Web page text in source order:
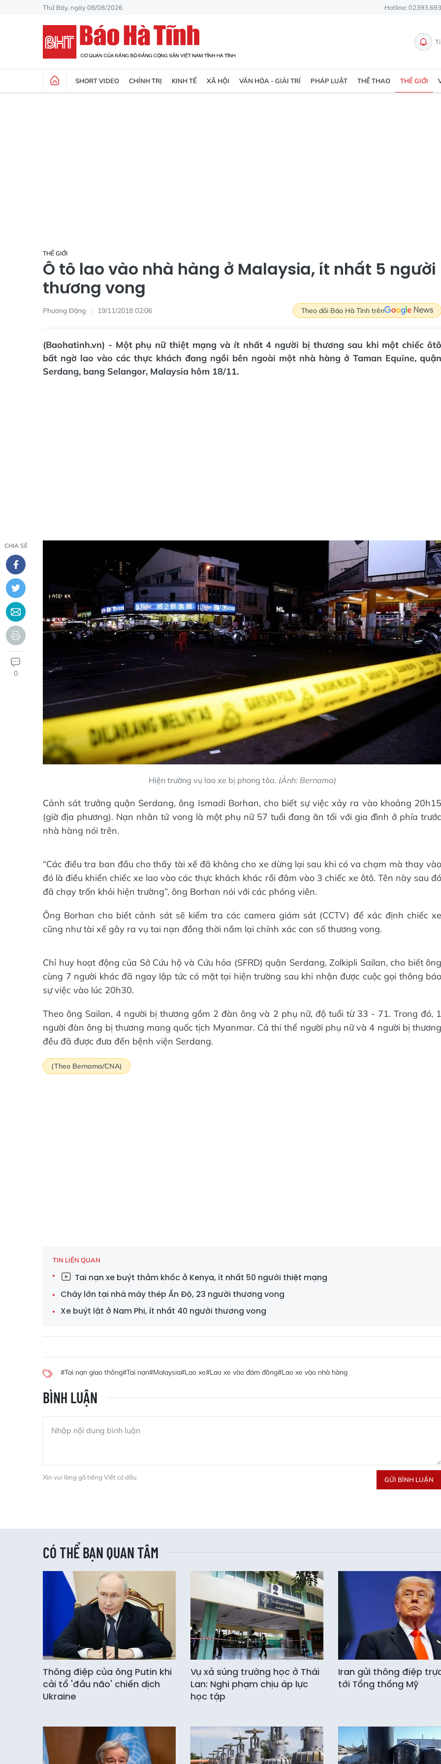
Thứ Bảy, ngày 08/08/2026 Hotline:
SHORT VIDEO CHÍNH TRỊ KINH TẾ XÃ HỘI VĂN HÓA - GIẢI TRÍ PHÁP LUẬT THỂ THAO THẾ GIỚI
THẾ GIỚI
Ô tô lao vào nhà hàng ở Malaysia, ít nhất 5 người
thương vong
Phương Đặng 19/11/2018 02:06 Theo dõi Báo Hà Tĩnh trên
(Baohatinh.vn) - Một phụ nữ thiệt mạng và ít nhất 4 người bị thương sau khi một chiếc ôtô
bất ngờ lao vào các thực khách đang ngồi bên ngoài một nhà hàng ở Taman Equine, quận
Serdang, bang Selangor, Malaysia hôm 18/11.
CHIA SẺ
0
Hiện trường vụ lao xe bị phong tỏa. (Ảnh: Bernama)
Cảnh sát trưởng quận Serdang, ông Ismadi Borhan, cho biết sự việc xảy ra vào khoảng 20h15
(giờ địa phương). Nạn nhân tử vong là một phụ nữ 57 tuổi đang ăn tối với gia đình ở phía trước
nhà hàng nói trên.
“Các điều tra ban đầu cho thấy tài xế đã không cho xe dừng lại sau khi có va chạm mà thay vào
đó là điều khiển chiếc xe lao vào các thực khách khác rồi đâm vào 3 chiếc xe ôtô. Tên này sau đó
đã chạy trốn khỏi hiện trường”, ông Borhan nói với các phóng viên.
Ông Borhan cho biết cảnh sát sẽ kiểm tra các camera giám sát (CCTV) để xác định chiếc xe
cũng như tài xế gây ra vụ tai nạn đồng thời nắm lại chính xác con số thương vong.
Chỉ huy hoạt động của Sở Cứu hộ và Cứu hỏa (SFRD) quận Serdang, Zolkipli Sailan, cho biết ông
cùng 7 người khác đã ngay lập tức có mặt tại hiện trường sau khi nhận được cuộc gọi thông báo
sự việc vào lúc 20h30.
Theo ông Sailan, 4 người bị thương gồm 2 đàn ông và 2 phụ nữ, độ tuổi từ 33 - 71. Trong đó, 1
người đàn ông bị thương mang quốc tịch Myanmar. Cả thi thể người phụ nữ và 4 người bị thương
đều đã được đưa đến bệnh viện Serdang.
(Theo Bernama/CNA)
TIN LIÊN QUAN
Tai nạn xe buýt thảm khốc ở Kenya, ít nhất 50 người thiệt mạng
Cháy lớn tại nhà máy thép Ấn Độ, 23 người thương vong
Xe buýt lật ở Nam Phi, ít nhất 40 người thương vong
#Tai nạn giao thông#Tai nạn#Malaysia#Lao xe#Lao xe vào đám đông#Lao xe vào nhà hàng
BÌNH LUẬN
Xin vui lòng gõ tiếng Việt có dấu GỬI BÌNH LUẬN
CÓ THỂ BẠN QUAN TÂM
Thông điệp của ông Putin khi
cải tổ 'đầu não' chiến dịch
Ukraine
Vụ xả súng trường học ở Thái
Lan: Nghi phạm chịu áp lực
học tập
Iran gửi thông điệp
tới Tổng thống Mỹ